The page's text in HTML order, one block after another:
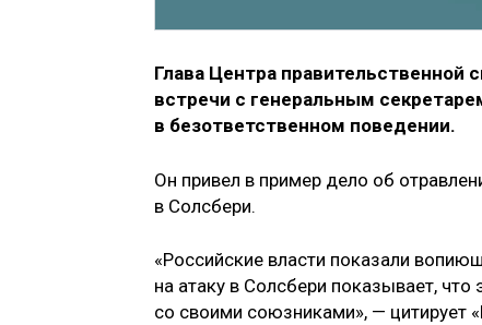
Глава Центра
встречи с генеральным
в безответственном поведении.
Он привел в пример дело об
в Солсбери.
«Российские власти показали
на атаку в Солсбери показывает,
со своими союзниками», — цитирует